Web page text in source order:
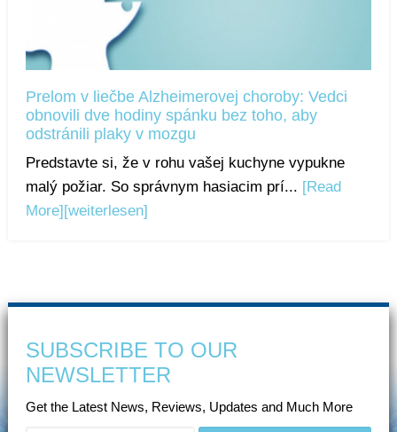
Prelom v liečbe Alzheimerovej choroby: Vedci
obnovili dve hodiny spánku bez toho, aby
odstránili plaky v mozgu
Predstavte si, že v rohu vašej kuchyne vypukne
malý požiar. So správnym hasiacim prí... [Read
More] [weiterlesen]
SUBSCRIBE TO OUR
NEWSLETTER
Get the Latest News, Reviews, Updates and Much More